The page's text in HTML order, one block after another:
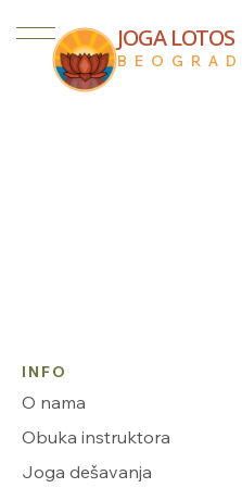
JOGA LOTOS
BEOGRAD
INFO
O nama
Obuka instruktora
Joga dešavanja